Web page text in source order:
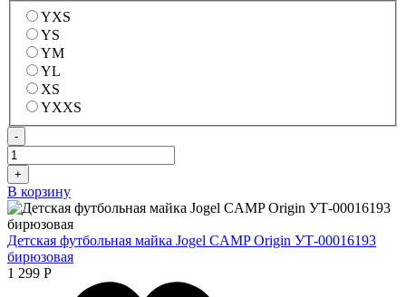
YXS
YS
YM
YL
XS
YXXS
-
+
В корзину
Детская футбольная майка Jogel CAMP Origin УТ-00016193
бирюзовая
1 299 Р